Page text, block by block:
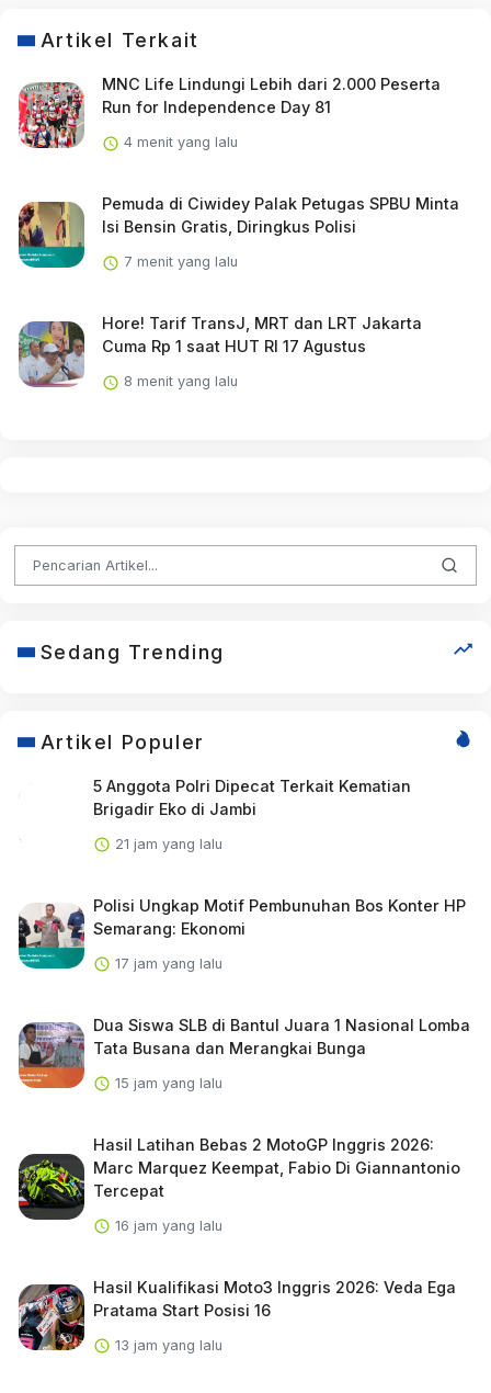
Artikel Terkait
MNC Life Lindungi Lebih dari 2.000 Peserta
Run for Independence Day 81
4 menit yang lalu
Pemuda di Ciwidey Palak Petugas SPBU Minta
Isi Bensin Gratis, Diringkus Polisi
7 menit yang lalu
Hore! Tarif TransJ, MRT dan LRT Jakarta
Cuma Rp 1 saat HUT RI 17 Agustus
8 menit yang lalu
Sedang Trending
Artikel Populer
5 Anggota Polri Dipecat Terkait Kematian
Brigadir Eko di Jambi
21 jam yang lalu
Polisi Ungkap Motif Pembunuhan Bos Konter HP
Semarang: Ekonomi
17 jam yang lalu
Dua Siswa SLB di Bantul Juara 1 Nasional Lomba
Tata Busana dan Merangkai Bunga
15 jam yang lalu
Hasil Latihan Bebas 2 MotoGP Inggris 2026:
Marc Marquez Keempat, Fabio Di Giannantonio
Tercepat
16 jam yang lalu
Hasil Kualifikasi Moto3 Inggris 2026: Veda Ega
Pratama Start Posisi 16
13 jam yang lalu